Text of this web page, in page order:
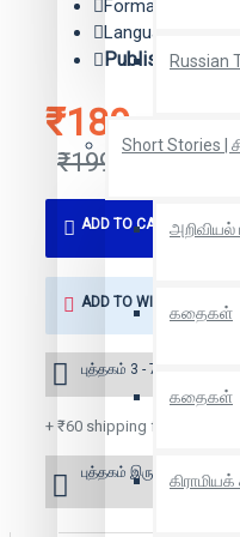
Russian
Short Stories |
கதைகள்
கதைகள்
₹189
₹199
Format: Paper
Language: Tamil
Publisher:
ADD TO CART
ADD TO WISH LIST
புத்தகம் 3 - 7 நாட்களில்
+ ₹60 shipping fee* (Free
புத்தகம் இருப்பில் இல்லை